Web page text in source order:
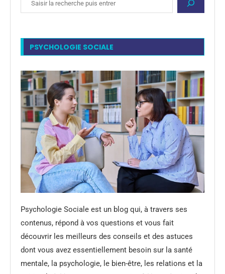
PSYCHOLOGIE SOCIALE
Psychologie Sociale est un blog qui, à travers ses
contenus, répond à vos questions et vous fait
découvrir les meilleurs des conseils et des astuces
dont vous avez essentiellement besoin sur la santé
mentale, la psychologie, le bien-être, les relations et la